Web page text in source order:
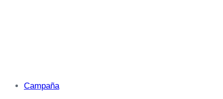
Tags Campaña